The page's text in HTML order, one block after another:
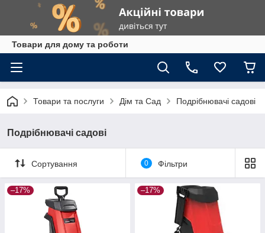
Товари для дому та роботи
Товари та послуги Дім та Сад Подрібнювачі садові
Подрібнювачі садові
Сортування 0 Фільтри
–17% –17%